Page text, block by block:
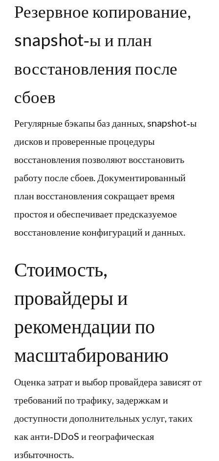
Резервное копирование,
snapshot‑ы и план
восстановления после
сбоев
Регулярные бэкапы баз данных, snapshot‑ы
дисков и проверенные процедуры
восстановления позволяют восстановить
работу после сбоев. Документированный
план восстановления сокращает время
простоя и обеспечивает предсказуемое
восстановление конфигураций и данных.
Стоимость,
провайдеры и
рекомендации по
масштабированию
Оценка затрат и выбор провайдера зависят от
требований по трафику, задержкам и
доступности дополнительных услуг, таких
как анти‑DDoS и географическая
избыточность.